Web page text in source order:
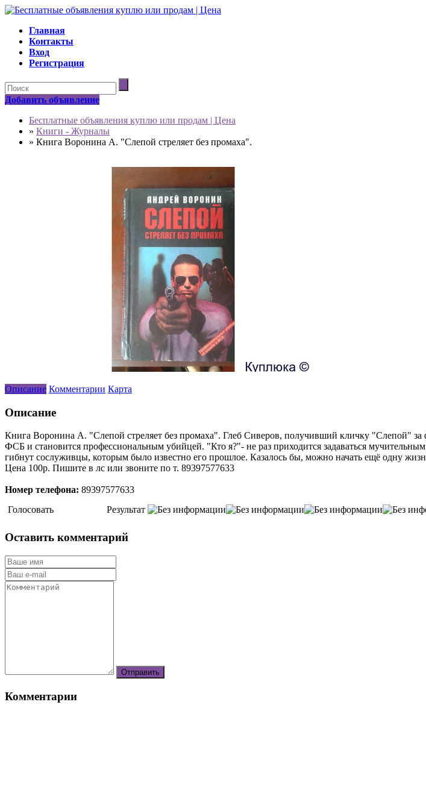
Главная
Контакты
Вход
Регистрация
Добавить объявление
Бесплатные объявления куплю или продам | Цена
» Книги - Журналы
» Книга Воронина А. "Слепой стреляет без промаха".
Описание Комментарии Карта
Описание
Книга Воронина А. "Слепой стреляет без промаха". Глеб Сиверов, получивший кличку "Слепой" за
ФСБ и становится профессиональным убийцей. "Кто я?"- не раз приходится задаваться
гибнут сослуживцы, которым было известно его прошлое. Казалось бы, можно начать ещё одну
Цена 100р. Пишите в лс или звоните по т. 89397577633
Номер телефона: 89397577633
Голосовать
Результат
Оставить комментарий
Комментарии